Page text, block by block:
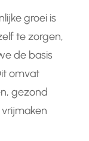
groei is
te zorgen,
de basis
omvat
gezond